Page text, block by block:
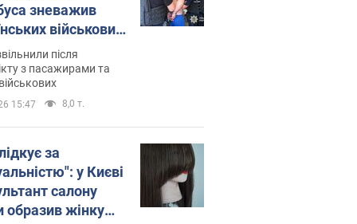
зневажив
військових
Відео
після
з пасажирами та
15:47 8,0 т.
за
у Києві
салону
образив жінку